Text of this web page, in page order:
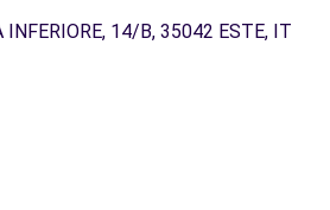
INFERIORE, 14/B, 35042 ESTE, IT